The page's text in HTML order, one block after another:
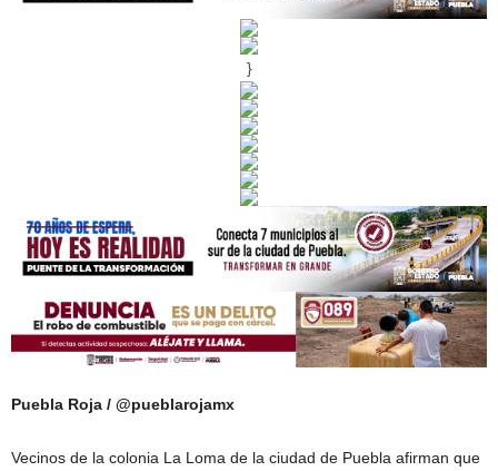
}
Puebla Roja / @pueblarojamx
Vecinos de la colonia La Loma de la ciudad de Puebla afirman que